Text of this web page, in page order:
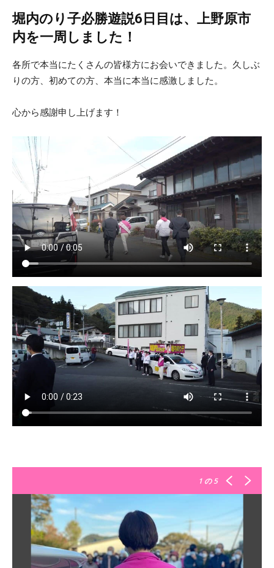
堀内のり子必勝遊説6日目は、上野原市
内を一周しました！
各所で本当にたくさんの皆様方にお会いできました。久しぶ
りの方、初めての方、本当に本当に感激しました。
心から感謝申し上げます！
1 の 5